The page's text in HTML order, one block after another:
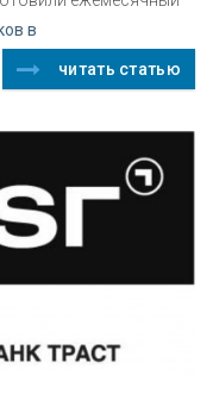
в
читать статью